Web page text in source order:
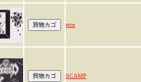
etos
SCAMP